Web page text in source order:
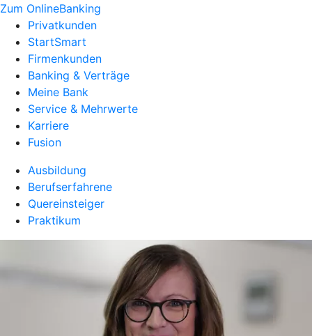
Zum OnlineBanking
Privatkunden
StartSmart
Firmenkunden
Banking & Verträge
Meine Bank
Service & Mehrwerte
Karriere
Fusion
Ausbildung
Berufserfahrene
Quereinsteiger
Praktikum